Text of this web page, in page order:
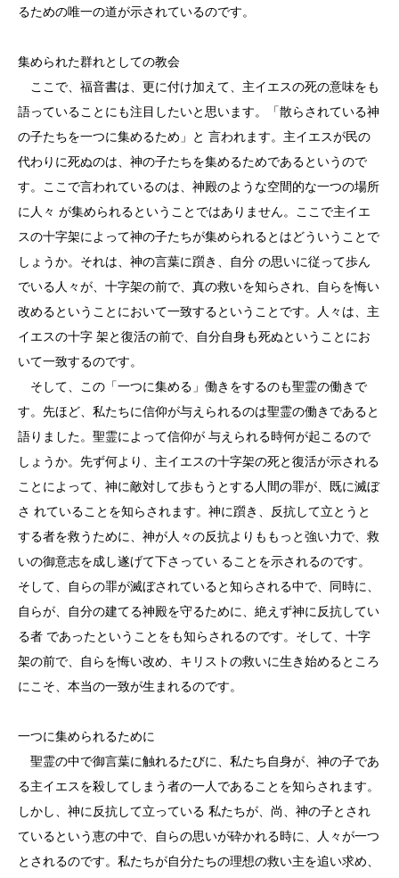
るための唯一の道が示されているのです。
集められた群れとしての教会
ここで、福音書は、更に付け加えて、主イエスの死の意味をも
語っていることにも注目したいと思います。「散らされている神
の子たちを一つに集めるため」と 言われます。主イエスが民の
代わりに死ぬのは、神の子たちを集めるためであるというので
す。ここで言われているのは、神殿のような空間的な一つの場所
に人々 が集められるということではありません。ここで主イエ
スの十字架によって神の子たちが集められるとはどういうことで
しょうか。それは、神の言葉に躓き、自分 の思いに従って歩ん
でいる人々が、十字架の前で、真の救いを知らされ、自らを悔い
改めるということにおいて一致するということです。人々は、主
イエスの十字 架と復活の前で、自分自身も死ぬということにお
いて一致するのです。
そして、この「一つに集める」働きをするのも聖霊の働きで
す。先ほど、私たちに信仰が与えられるのは聖霊の働きであると
語りました。聖霊によって信仰が 与えられる時何が起こるので
しょうか。先ず何より、主イエスの十字架の死と復活が示される
ことによって、神に敵対して歩もうとする人間の罪が、既に滅ぼ
さ れていることを知らされます。神に躓き、反抗して立とうと
する者を救うために、神が人々の反抗よりももっと強い力で、救
いの御意志を成し遂げて下さってい ることを示されるのです。
そして、自らの罪が滅ぼされていると知らされる中で、同時に、
自らが、自分の建てる神殿を守るために、絶えず神に反抗してい
る者 であったということをも知らされるのです。そして、十字
架の前で、自らを悔い改め、キリストの救いに生き始めるところ
にこそ、本当の一致が生まれるのです。
一つに集められるために
聖霊の中で御言葉に触れるたびに、私たち自身が、神の子であ
る主イエスを殺してしまう者の一人であることを知らされます。
しかし、神に反抗して立っている 私たちが、尚、神の子とされ
ているという恵の中で、自らの思いが砕かれる時に、人々が一つ
とされるのです。私たちが自分たちの理想の救い主を追い求め、